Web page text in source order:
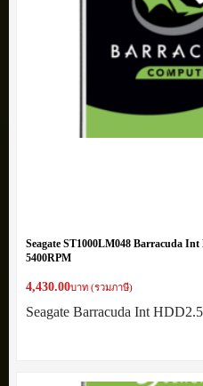
Seagate ST1000LM048 Barracuda
5400RPM
4,430.00บาท (รวมภาษี)
Seagate Barracuda Int